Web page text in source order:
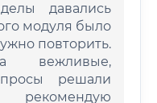
давались
модуля было
повторить.
вежливые,
решали